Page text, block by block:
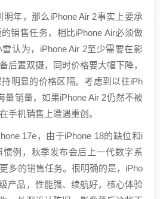
明年，那么iPhone Air 2事实上要承
销售任务，相比iPhone Air必须做
认为，iPhone Air 2至少需要在影
后置双摄，同时价格要大幅下降，
明显的价格区隔。考虑到以往iPh
量销量，如果iPhone Air 2仍然不被
手机销售上遭遇重创。
17e，由于iPhone 18的缺位和i
惯例，秋季发布会后上一代数字系
多的销售任务。很明确的是，iPho
产品，性能强、续航好，核心体验